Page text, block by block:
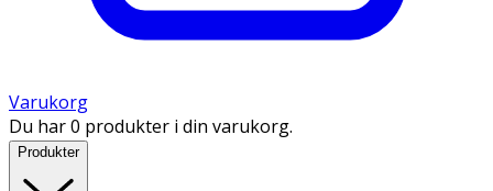
Varukorg
Du har 0 produkter i din varukorg.
Produkter